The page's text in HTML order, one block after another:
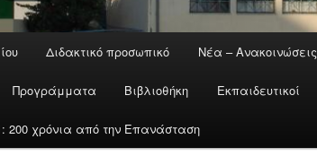
Διδακτικό προσωπικό Νέα – Ανακοινώσεις
Προγράμματα Βιβλιοθήκη Εκπαιδευτικοί
200 χρόνια από την Επανάσταση